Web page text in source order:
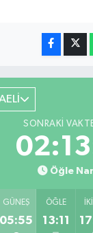
SONRAKI
Öğle
GÜNEŞ
05:55
ÖĞLE
13:11